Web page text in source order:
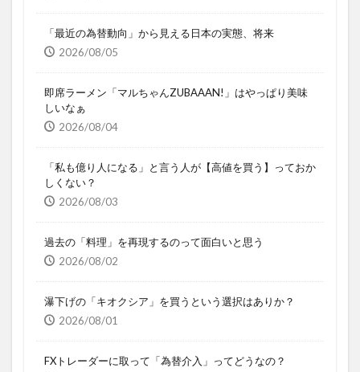
「最近の為替動向」から見える日本の実態、将来
2026/08/05
即席ラーメン「マルちゃんZUBAAAN!」はやっぱり美味
しいなぁ
2026/08/04
「私も億り人になる」と言う人が【高値を買う】っておか
しくない？
2026/08/03
過去の「料理」を再現するのって面白いと思う
2026/08/02
瀑下げの「キオクシア」を買うという選択はありか？
2026/08/01
FXトレーダーに取って「為替介入」ってどうなの？